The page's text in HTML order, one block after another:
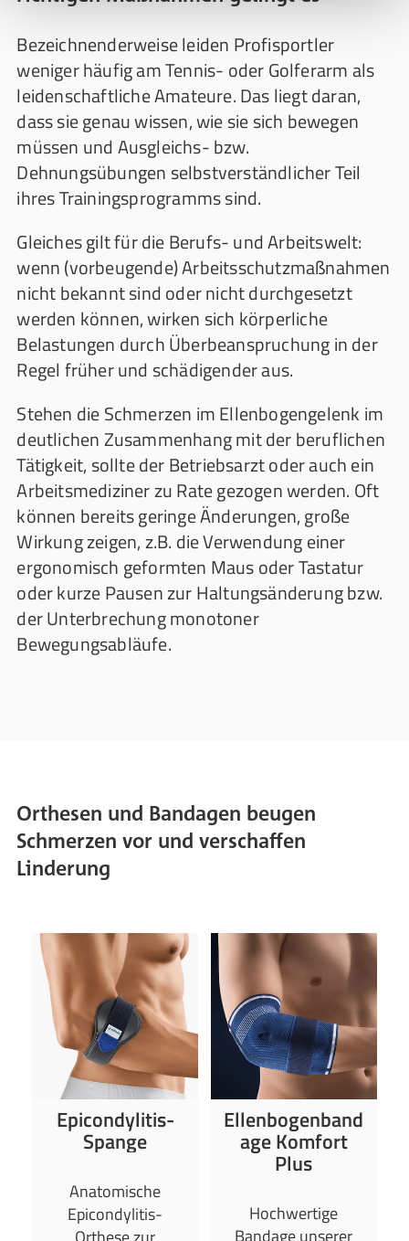
Bezeichnenderweise leiden Profisportler
weniger häufig am Tennis- oder Golferarm als
leidenschaftliche Amateure. Das liegt daran,
dass sie genau wissen, wie sie sich bewegen
müssen und Ausgleichs- bzw.
Dehnungsübungen selbstverständlicher Teil
ihres Trainingsprogramms sind.
Gleiches gilt für die Berufs- und Arbeitswelt:
wenn (vorbeugende) Arbeitsschutzmaßnahmen
nicht bekannt sind oder nicht durchgesetzt
werden können, wirken sich körperliche
Belastungen durch Überbeanspruchung in der
Regel früher und schädigender aus.
Stehen die Schmerzen im Ellenbogengelenk im
deutlichen Zusammenhang mit der beruflichen
Tätigkeit, sollte der Betriebsarzt oder auch ein
Arbeitsmediziner zu Rate gezogen werden. Oft
können bereits geringe Änderungen, große
Wirkung zeigen, z.B. die Verwendung einer
ergonomisch geformten Maus oder Tastatur
oder kurze Pausen zur Haltungsänderung bzw.
der Unterbrechung monotoner
Bewegungsabläufe.
Orthesen und Bandagen beugen
Schmerzen vor und verschaffen
Linderung
Epicondylitis-
Spange
Anatomische
Epicondylitis-
Ellenbogenband
age Komfort
Plus
Hochwertige
Bandage unserer